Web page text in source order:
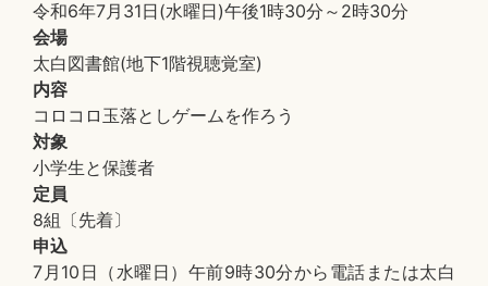
令和6年7月31日(水曜日)午後1時30分～2時30分
会場
太白図書館(地下1階視聴覚室)
内容
コロコロ玉落としゲームを作ろう
対象
小学生と保護者
定員
8組〔先着〕
申込
7月10日（水曜日）午前9時30分から電話または太白